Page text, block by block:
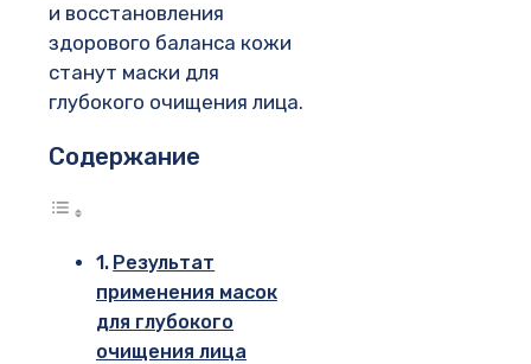
и восстановления
здорового баланса кожи
станут маски для
глубокого очищения лица.
Содержание
Результат
применения масок
для глубокого
очищения лица